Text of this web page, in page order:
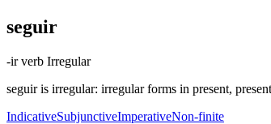
seguir
-ir verb Irregular
seguir is irregular: irregular forms in present,
IndicativeSubjunctiveImperativeNon-finite